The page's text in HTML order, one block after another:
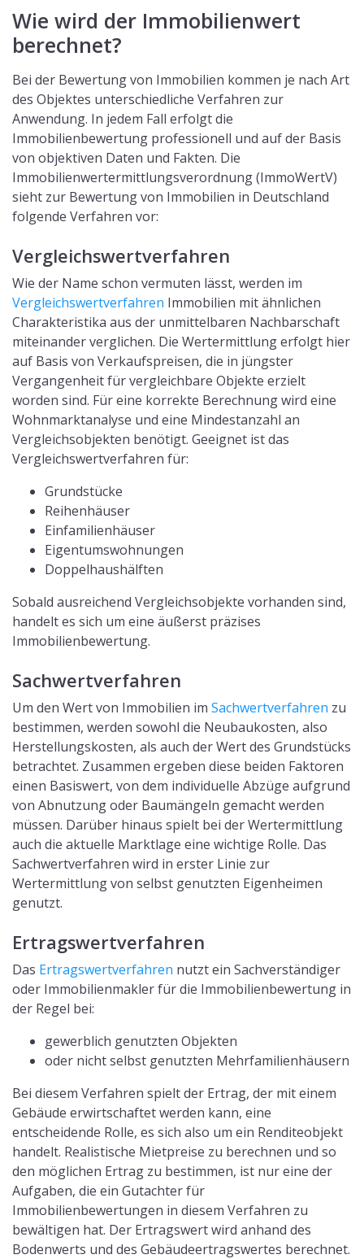
Wie wird der Immobilienwert
berechnet?
Bei der Bewertung von Immobilien kommen je nach Art
des Objektes unterschiedliche Verfahren zur
Anwendung. In jedem Fall erfolgt die
Immobilienbewertung professionell und auf der Basis
von objektiven Daten und Fakten. Die
Immobilienwertermittlungsverordnung (ImmoWertV)
sieht zur Bewertung von Immobilien in Deutschland
folgende Verfahren vor:
Vergleichswertverfahren
Wie der Name schon vermuten lässt, werden im
Vergleichswertverfahren Immobilien mit ähnlichen
Charakteristika aus der unmittelbaren Nachbarschaft
miteinander verglichen. Die Wertermittlung erfolgt hier
auf Basis von Verkaufspreisen, die in jüngster
Vergangenheit für vergleichbare Objekte erzielt
worden sind. Für eine korrekte Berechnung wird eine
Wohnmarktanalyse und eine Mindestanzahl an
Vergleichsobjekten benötigt. Geeignet ist das
Vergleichswertverfahren für:
Grundstücke
Reihenhäuser
Einfamilienhäuser
Eigentumswohnungen
Doppelhaushälften
Sobald ausreichend Vergleichsobjekte vorhanden sind,
handelt es sich um eine äußerst präzises
Immobilienbewertung.
Sachwertverfahren
Um den Wert von Immobilien im Sachwertverfahren zu
bestimmen, werden sowohl die Neubaukosten, also
Herstellungskosten, als auch der Wert des Grundstücks
betrachtet. Zusammen ergeben diese beiden Faktoren
einen Basiswert, von dem individuelle Abzüge aufgrund
von Abnutzung oder Baumängeln gemacht werden
müssen. Darüber hinaus spielt bei der Wertermittlung
auch die aktuelle Marktlage eine wichtige Rolle. Das
Sachwertverfahren wird in erster Linie zur
Wertermittlung von selbst genutzten Eigenheimen
genutzt.
Ertragswertverfahren
Das Ertragswertverfahren nutzt ein Sachverständiger
oder Immobilienmakler für die Immobilienbewertung in
der Regel bei:
gewerblich genutzten Objekten
oder nicht selbst genutzten Mehrfamilienhäusern
Bei diesem Verfahren spielt der Ertrag, der mit einem
Gebäude erwirtschaftet werden kann, eine
entscheidende Rolle, es sich also um ein Renditeobjekt
handelt. Realistische Mietpreise zu berechnen und so
den möglichen Ertrag zu bestimmen, ist nur eine der
Aufgaben, die ein Gutachter für
Immobilienbewertungen in diesem Verfahren zu
bewältigen hat. Der Ertragswert wird anhand des
Bodenwerts und des Gebäudeertragswertes berechnet.